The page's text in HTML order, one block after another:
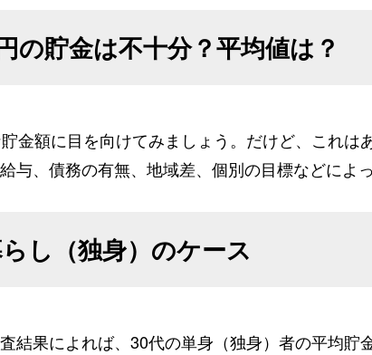
の貯金は不十分？平均値は？
金額に目を向けてみましょう。だけど、これは
与、債務の有無、地域差、個別の目標などによ
し（独身）のケース
結果によれば、30代の単身（独身）者の平均貯